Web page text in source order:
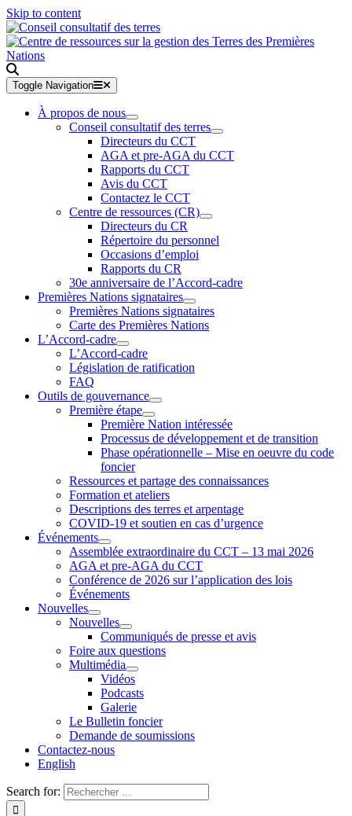
Skip to content
Toggle Navigation
À propos de nous
Conseil consultatif des terres
Directeurs du CCT
AGA et pre-AGA du CCT
Rapports du CCT
Avis du CCT
Contactez le CCT
Centre de ressources (CR)
Directeurs du CR
Répertoire du personnel
Occasions d’emploi
Rapports du CR
30e anniversaire de l’Accord-cadre
Premières Nations signataires
Premières Nations signataires
Carte des Premières Nations
L’Accord-cadre
L’Accord-cadre
Législation de ratification
FAQ
Outils de gouvernance
Première étape
Première Nation intéressée
Processus de développement et de transition
Phase opérationnelle – Mise en oeuvre du code
foncier
Ressources et partage des connaissances
Formation et ateliers
Descriptions des terres et arpentage
COVID-19 et soutien en cas d’urgence
Événements
Assemblée extraordinaire du CCT – 13 mai 2026
AGA et pre-AGA du CCT
Conférence de 2026 sur l’application des lois
Événements
Nouvelles
Nouvelles
Communiqués de presse et avis
Foire aux questions
Multimédia
Vidéos
Podcasts
Galerie
Le Bulletin foncier
Demande de soumissions
Contactez-nous
English
Search for: